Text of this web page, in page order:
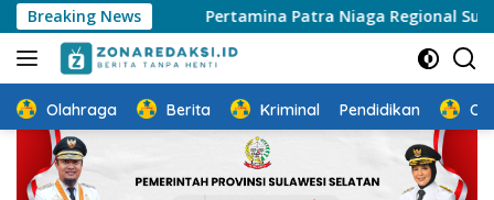
Langsung
ke
konten
Breaking NewsPertamina Patra Niaga Regional Sulawesi Pastikan
Olahraga Berita Kriminal Pendidikan